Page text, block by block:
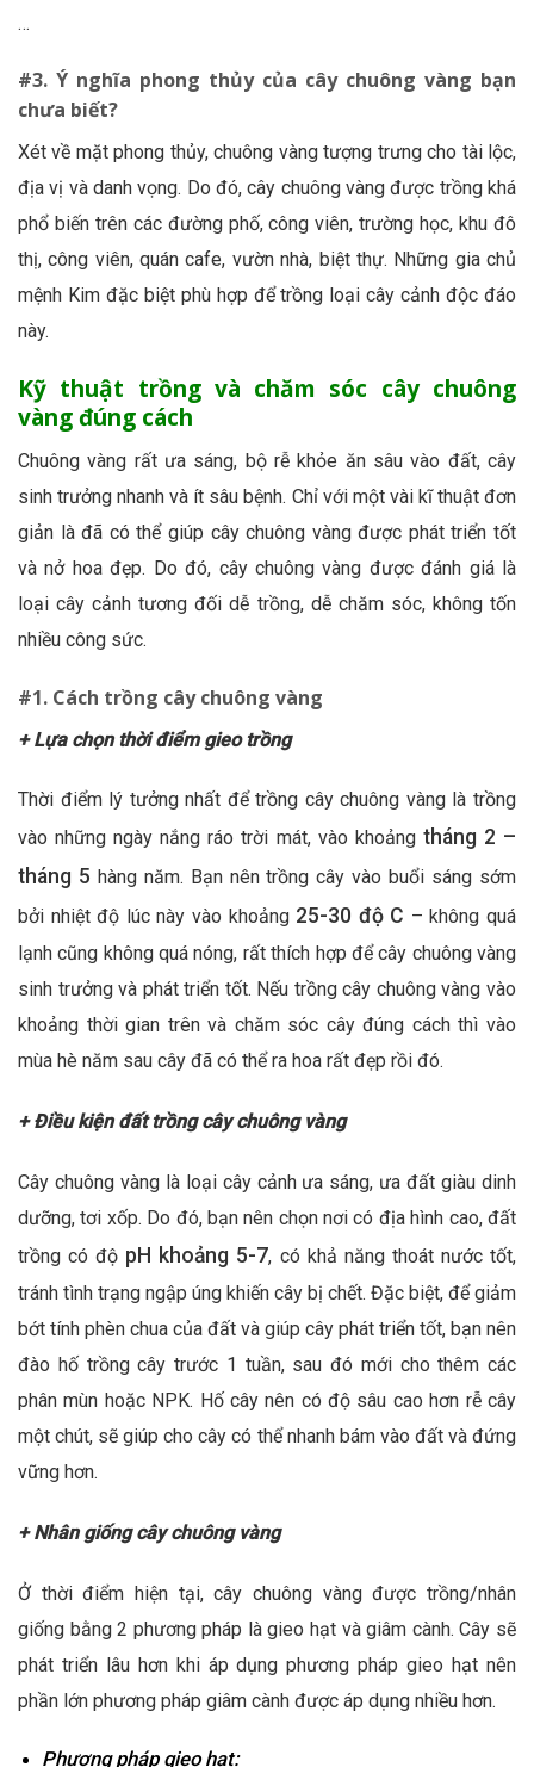
…
#3. Ý nghĩa phong thủy của cây chuông vàng bạn
chưa biết?
Xét về mặt phong thủy, chuông vàng tượng trưng cho tài lộc,
địa vị và danh vọng. Do đó, cây chuông vàng được trồng khá
phổ biến trên các đường phố, công viên, trường học, khu đô
thị, công viên, quán cafe, vườn nhà, biệt thự. Những gia chủ
mệnh Kim đặc biệt phù hợp để trồng loại cây cảnh độc đáo
này.
Kỹ thuật trồng và chăm sóc cây chuông
vàng đúng cách
Chuông vàng rất ưa sáng, bộ rễ khỏe ăn sâu vào đất, cây
sinh trưởng nhanh và ít sâu bệnh. Chỉ với một vài kĩ thuật đơn
giản là đã có thể giúp cây chuông vàng được phát triển tốt
và nở hoa đẹp. Do đó, cây chuông vàng được đánh giá là
loại cây cảnh tương đối dễ trồng, dễ chăm sóc, không tốn
nhiều công sức.
#1. Cách trồng cây chuông vàng
+ Lựa chọn thời điểm gieo trồng
Thời điểm lý tưởng nhất để trồng cây chuông vàng là trồng
vào những ngày nắng ráo trời mát, vào khoảngtháng 2 –
tháng 5 hàng năm. Bạn nên trồng cây vào buổi sáng sớm
bởi nhiệt độ lúc này vào khoảng 25-30 độ C – không quá
lạnh cũng không quá nóng, rất thích hợp để cây chuông vàng
sinh trưởng và phát triển tốt. Nếu trồng cây chuông vàng vào
khoảng thời gian trên và chăm sóc cây đúng cách thì vào
mùa hè năm sau cây đã có thể ra hoa rất đẹp rồi đó.
+ Điều kiện đất trồng cây chuông vàng
Cây chuông vàng là loại cây cảnh ưa sáng, ưa đất giàu dinh
dưỡng, tơi xốp. Do đó, bạn nên chọn nơi có địa hình cao, đất
trồng có độ pH khoảng 5-7, có khả năng thoát nước tốt,
tránh tình trạng ngập úng khiến cây bị chết. Đặc biệt, để giảm
bớt tính phèn chua của đất và giúp cây phát triển tốt, bạn nên
đào hố trồng cây trước 1 tuần, sau đó mới cho thêm các
phân mùn hoặc NPK. Hố cây nên có độ sâu cao hơn rễ cây
một chút, sẽ giúp cho cây có thể nhanh bám vào đất và đứng
vững hơn.
+ Nhân giống cây chuông vàng
Ở thời điểm hiện tại, cây chuông vàng được trồng/nhân
giống bằng 2 phương pháp là gieo hạt và giâm cành. Cây sẽ
phát triển lâu hơn khi áp dụng phương pháp gieo hạt nên
phần lớn phương pháp giâm cành được áp dụng nhiều hơn.
Phương pháp gieo hạt: